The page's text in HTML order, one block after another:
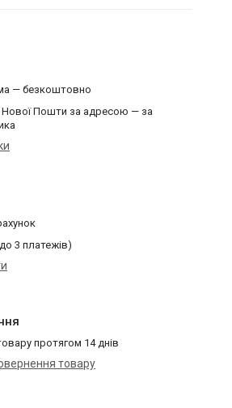
— безкоштовно
Пошти за адресою — за
3 платежів)
протягом 14 днів
товару